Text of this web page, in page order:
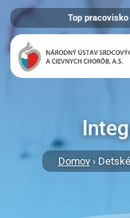
Top
Domov›